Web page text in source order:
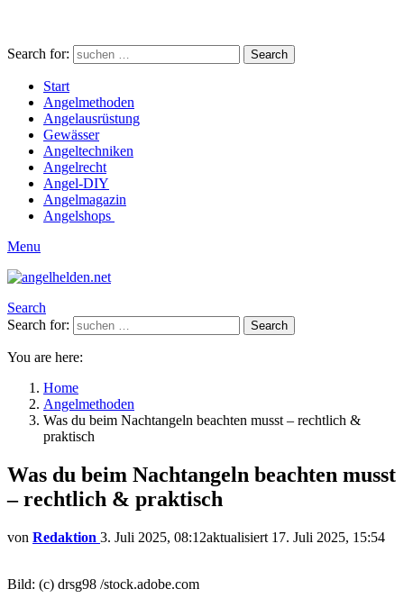
Search for: Search
Start
Angelmethoden
Angelausrüstung
Gewässer
Angeltechniken
Angelrecht
Angel-DIY
Angelmagazin
Angelshops
Menu
Search
Search for:
Search
You are here:
Home
Angelmethoden
Was du beim Nachtangeln beachten musst – rechtlich &
praktisch
Was du beim Nachtangeln beachten musst
– rechtlich & praktisch
von Redaktion 3. Juli 2025, 08:12aktualisiert 17. Juli 2025, 15:54
Bild: (c) drsg98 /stock.adobe.com